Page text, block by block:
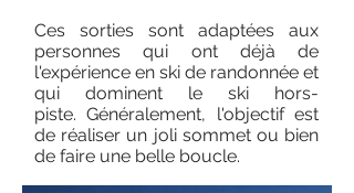
Ces sorties sont adaptées aux
personnes qui ont déjà de
l'expérience en ski de randonnée et
qui dominent le ski hors-
piste.Généralement, l'objectif est
de réaliser un joli sommet ou bien
de faire une belle boucle.